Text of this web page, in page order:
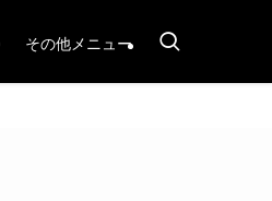
その他メニュー